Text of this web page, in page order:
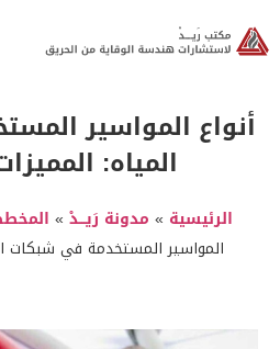
أنواع المواسير
المياه:
الرئيسية » مدونة رَيـــدْ »
المواسير المستخدمة في شبكات